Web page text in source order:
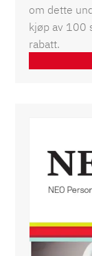
om dette
kjøp av 100
rabatt.